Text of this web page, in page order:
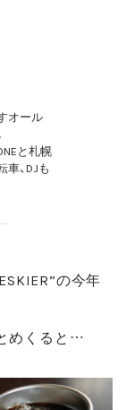
オール
と札幌
、DJも
の今年
めくると…